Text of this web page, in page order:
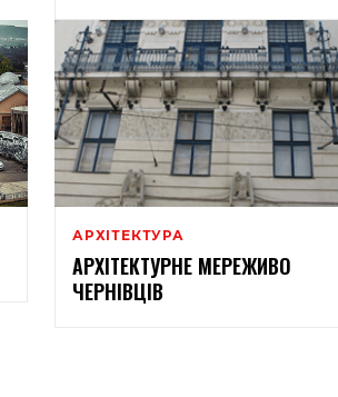
АРХІТЕКТУРА
АРХІТЕКТУРНЕ МЕРЕЖИВО
ЧЕРНІВЦІВ